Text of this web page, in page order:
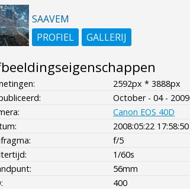
SAAVEM
PROFIEL
GALLERIJ
2592px * 3888px
October - 04 - 2009
Canon EOS 40D
2008:05:22 17:58:50
f/5
1/60s
56mm
400